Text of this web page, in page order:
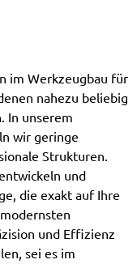
im Werkzeugbau für
nahezu beliebig
In unserem
wir geringe
Strukturen.
und
die exakt auf Ihre
und Effizienz
sei es im